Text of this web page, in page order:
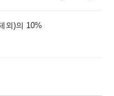
외)의 10%